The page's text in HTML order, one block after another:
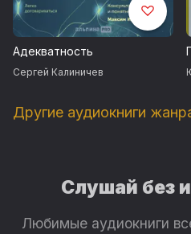
Адекватность
Сергей Калиничев
Другие аудиокниги
Слушай без
Любимые аудиокниги